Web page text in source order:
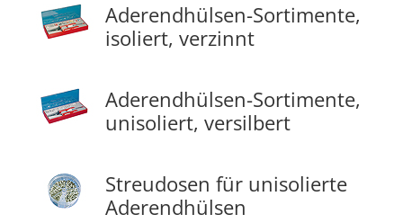
Aderendhülsen-Sortimente,
isoliert, verzinnt
Aderendhülsen-Sortimente,
unisoliert, versilbert
Streudosen für unisolierte
Aderendhülsen